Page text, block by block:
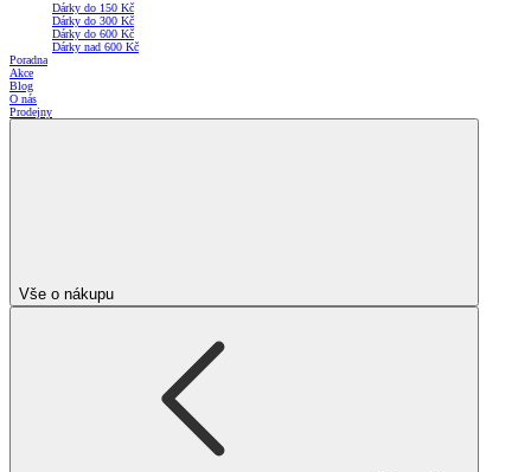
Dárky do 150 Kč
Dárky do 300 Kč
Dárky do 600 Kč
Dárky nad 600 Kč
Poradna
Akce
Blog
O nás
Prodejny
Vše o nákupu